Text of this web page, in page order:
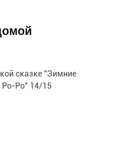
сказке "Зимние
Ро" 14/15